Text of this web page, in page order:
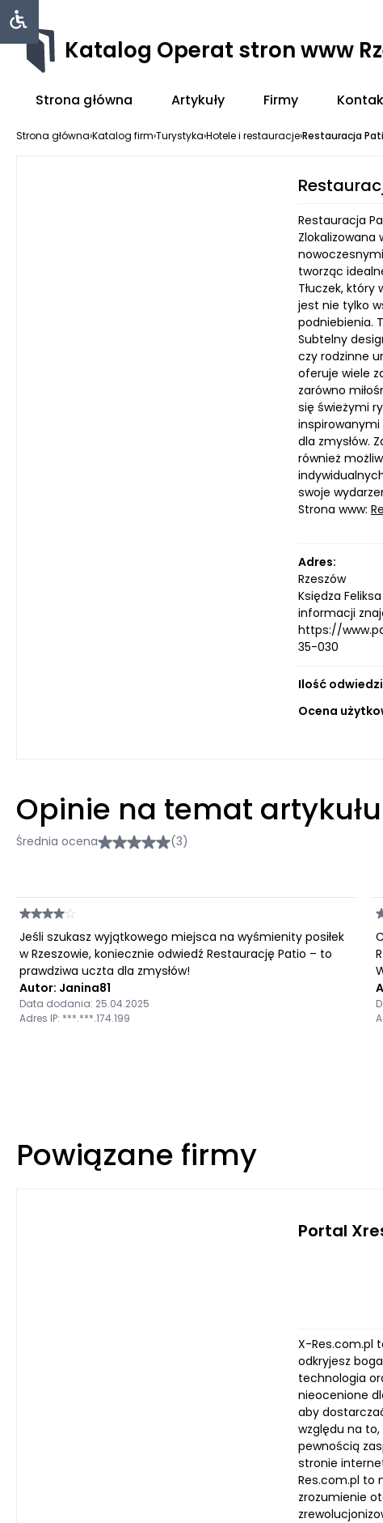
Katalog Operat stron www
Strona główna Artykuły Firmy
Strona główna›Katalog firm›Turystyka›Hotele i restauracje›Restauracja
Restauracja
Zlokalizowana
tworząc
Tłuczek,
jest nie tylko
podniebienia.
Subtelny
czy rodzinne
oferuje wiele
zarówno
się świeżymi
inspirowanymi
dla zmysłów.
również
swoje
Strona www:
Adres:
Rzeszów
Księdza
informacji
https://
35-030
Ilość
Ocena
Opinie na temat artykułu
Średnia ocena (3)
Jeśli szukasz wyjątkowego miejsca na wyśmienity posiłek
w Rzeszowie, koniecznie odwiedź Restaurację Patio – to
prawdziwa uczta dla zmysłów!
Autor: Janina81
Data dodania: 25.04.2025
Adres IP: ***.***.174.199
Powiązane firmy
Portal
X-Res.com.pl
odkryjesz
technologia
nieocenione
aby
względu na
pewnością
stronie
Res.com.pl to
zrozumienie